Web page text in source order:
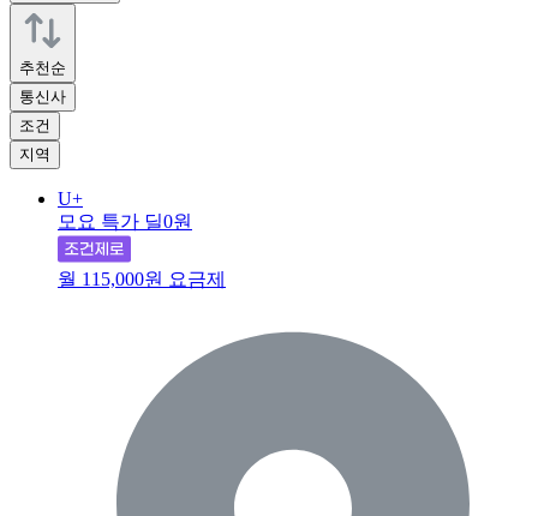
추천순
통신사
조건
지역
U+
모요 특가 딜0원
월 115,000원 요금제